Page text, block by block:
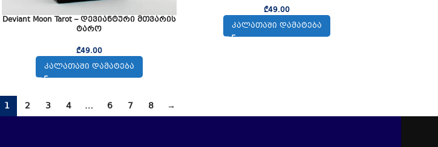
Deviant Moon Tarot – დევიანტური მთვარის
ტარო
₾49.00
ᲙᲐᲚᲐᲗᲐᲨᲘ ᲓᲐᲛᲐᲢᲔᲑᲐ
₾49.00
ᲙᲐᲚᲐᲗᲐᲨᲘ ᲓᲐᲛᲐᲢᲔᲑᲐ
1 2 3 4 … 6 7 8 →